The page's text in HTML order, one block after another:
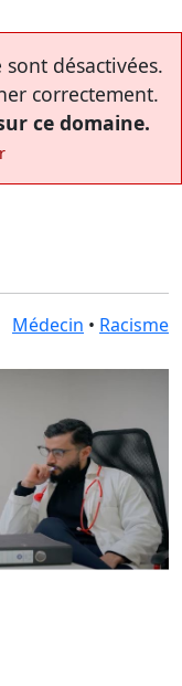
désactivées.
correctement.
ce domaine.
Médecin • Racisme